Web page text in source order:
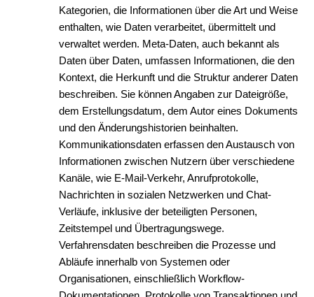
Kategorien, die Informationen über die Art und Weise
enthalten, wie Daten verarbeitet, übermittelt und
verwaltet werden. Meta-Daten, auch bekannt als
Daten über Daten, umfassen Informationen, die den
Kontext, die Herkunft und die Struktur anderer Daten
beschreiben. Sie können Angaben zur Dateigröße,
dem Erstellungsdatum, dem Autor eines Dokuments
und den Änderungshistorien beinhalten.
Kommunikationsdaten erfassen den Austausch von
Informationen zwischen Nutzern über verschiedene
Kanäle, wie E-Mail-Verkehr, Anrufprotokolle,
Nachrichten in sozialen Netzwerken und Chat-
Verläufe, inklusive der beteiligten Personen,
Zeitstempel und Übertragungswege.
Verfahrensdaten beschreiben die Prozesse und
Abläufe innerhalb von Systemen oder
Organisationen, einschließlich Workflow-